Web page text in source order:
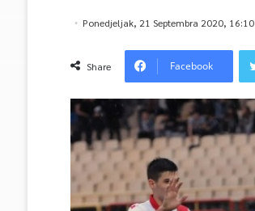
Ponedjeljak, 21 Septembra 2020, 16:10
Share Facebook